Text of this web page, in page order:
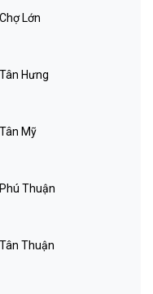
Lớn
Hưng
Mỹ
Thuận
Thuận